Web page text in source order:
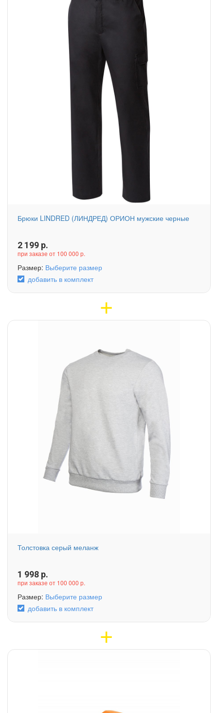
Брюки LINDRED (ЛИНДРЕД) ОРИОН мужские черные
2 199 р.
при заказе от 100 000 р.
Размер: Выберите размер
добавить в комплект
Толстовка серый меланж
1 998 р.
при заказе от 100 000 р.
Размер: Выберите размер
добавить в комплект